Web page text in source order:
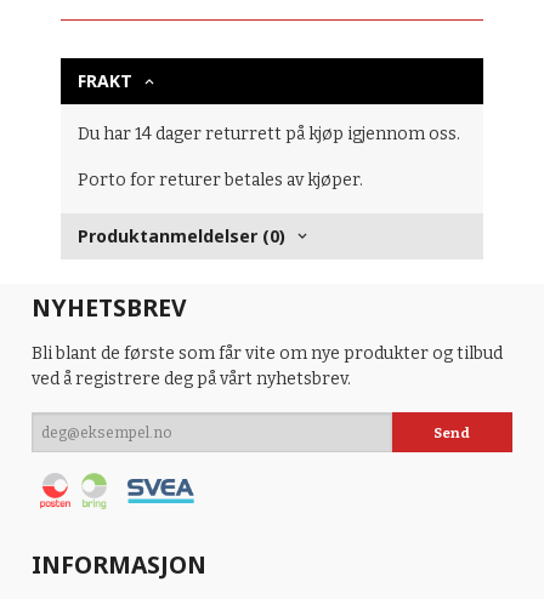
FRAKT
Du har 14 dager returrett på kjøp igjennom oss.
Porto for returer betales av kjøper.
Produktanmeldelser (0)
NYHETSBREV
Bli blant de første som får vite om nye produkter og tilbud
ved å registrere deg på vårt nyhetsbrev.
INFORMASJON